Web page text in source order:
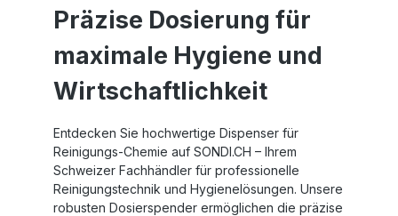
Präzise Dosierung für
maximale Hygiene und
Wirtschaftlichkeit
Entdecken Sie hochwertige Dispenser für
Reinigungs-Chemie auf SONDI.CH – Ihrem
Schweizer Fachhändler für professionelle
Reinigungstechnik und Hygienelösungen. Unsere
robusten Dosierspender ermöglichen die präzise